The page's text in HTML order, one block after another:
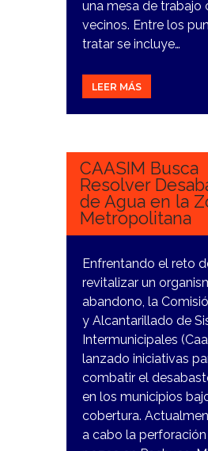
una mesa de trabajo
vecinos. Entre los
tratar se incluye…
LEER MÁS
9
CAASIM Busca
Resolver
de Agua en la
Metropolitana
Enfrentando el reto
revitalizar un
abandono, la
y Alcantarillado de
Intermunicipales
lanzado iniciativas
combatir el
en los municipios
cobertura.
a cabo la